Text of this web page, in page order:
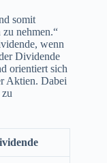
somit
nehmen.“
wenn
Dividende
orientiert sich
Aktien. Dabei